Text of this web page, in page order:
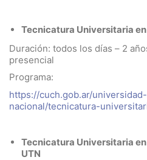
Tecnicatura Universitaria
Duración: todos los días – 2
presencial
Programa:
https://cuch.gob.ar/
nacional/tecnicatura-
Tecnicatura Universitaria
UTN